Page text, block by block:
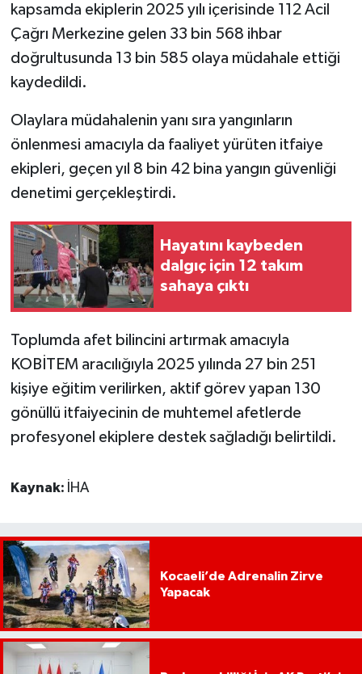
kapsamda ekiplerin 2025 yılı içerisinde 112 Acil
Çağrı Merkezine gelen 33 bin 568 ihbar
doğrultusunda 13 bin 585 olaya müdahale ettiği
kaydedildi.
Olaylara müdahalenin yanı sıra yangınların
önlenmesi amacıyla da faaliyet yürüten itfaiye
ekipleri, geçen yıl 8 bin 42 bina yangın güvenliği
denetimi gerçekleştirdi.
Hayatını kaybeden
dalgıç için 12 takım
sahaya çıktı
Toplumda afet bilincini artırmak amacıyla
KOBİTEM aracılığıyla 2025 yılında 27 bin 251
kişiye eğitim verilirken, aktif görev yapan 130
gönüllü itfaiyecinin de muhtemel afetlerde
profesyonel ekiplere destek sağladığı belirtildi.
Kaynak: İHA
Kocaeli’de Adrenalin Zirve
Yapacak